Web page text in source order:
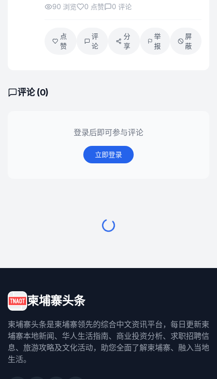
90 浏览 0 点赞 0 评论
点
赞
评
论
分
享
举
报
屏
蔽
评论 (0)
登录后即可参与评论
立即登录
柬埔寨头条
柬埔寨头条是柬埔寨领先的综合中文资讯平台，每日更新柬
埔寨本地新闻、华人生活指南、商业投资分析、求职招聘信
息、旅游攻略及文化活动，助您全面了解柬埔寨、融入当地
生活。